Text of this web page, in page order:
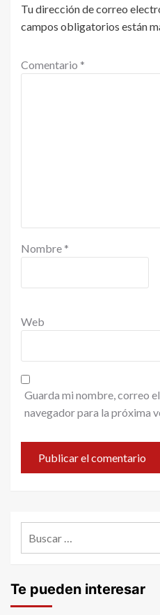
Tu dirección de correo
campos obligatorios están
Comentario *
Nombre *
Web
Guarda mi nombre, correo
navegador para la próxima
Te pueden interesar